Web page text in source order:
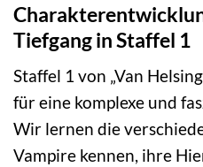
Tiefgang in Staffel 1
Staffel 1 von „Van
für eine komplexe und
Wir lernen die
Vampire kennen, ihre